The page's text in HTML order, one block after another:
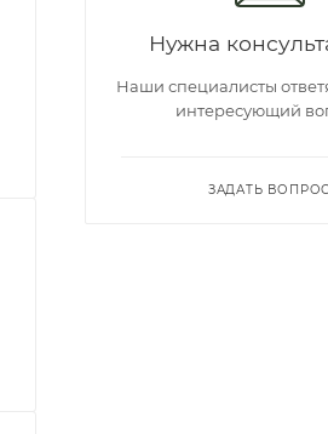
Нужна
Наши специалисты
интересующий
ЗАДАТЬ ВОПРОС